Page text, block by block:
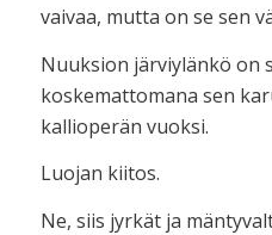
vaivaa, mutta on se sen
Nuuksion järviylänkö on
koskemattomana sen
kallioperän vuoksi.
Luojan kiitos.
Ne, siis jyrkät ja